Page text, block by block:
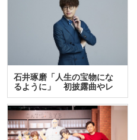
石井琢磨「人生の宝物にな
るように」 初披露曲やレ
ア…